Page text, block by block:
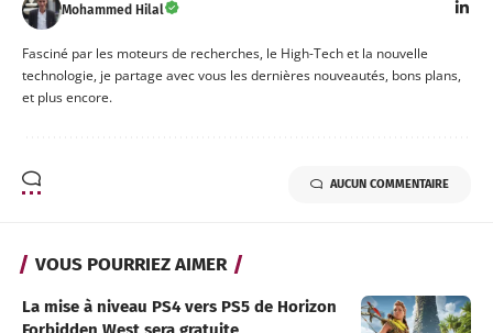
Mohammed Hilal
Fasciné par les moteurs de recherches, le High-Tech et la nouvelle
technologie, je partage avec vous les dernières nouveautés, bons plans,
et plus encore.
AUCUN COMMENTAIRE
VOUS POURRIEZ AIMER
La mise à niveau PS4 vers PS5 de Horizon